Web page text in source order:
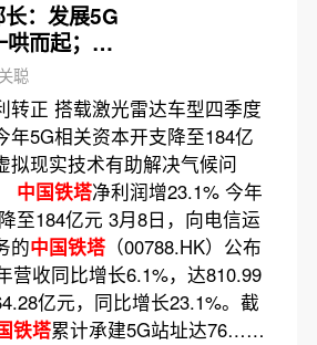
：发展5G
而起；美
进入回调
人袁征转
聪
转正 搭载激光雷达车型四季度
年5G相关资本开支降至184亿
拟现实技术有助解决气候问
中国铁塔净利润增23.1% 今年
至184亿元 3月8日，向电信运
的中国铁塔（00788.HK）公布
营收同比增长6.1%，达810.99
亿元，同比增长23.1%。截
铁塔累计承建5G站址达76……